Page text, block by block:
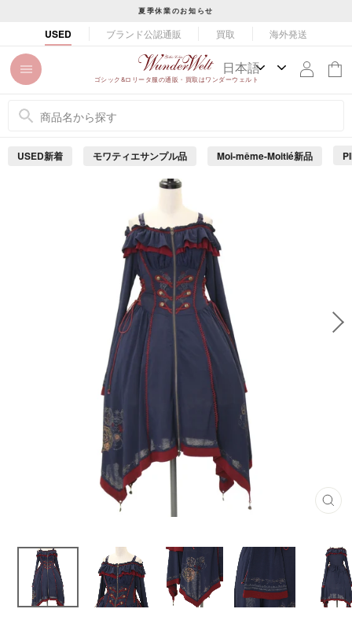
ン
ツ
イ
ド
止
め
夏季休業のお知らせ
USED ブランド公認通販 買取 海外発送
ゴシック&ロリータ服の通販・買取はワンダーウェルト
USED新着 モワティエサンプル品 Moi-même-Moitié新品
閉